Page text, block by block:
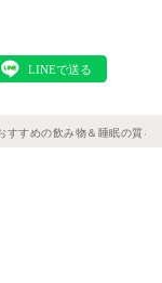
すすめの飲み物＆睡眠の質を